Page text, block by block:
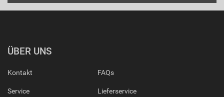
ÜBER UNS
Kontakt
Service
FAQs
Lieferservice